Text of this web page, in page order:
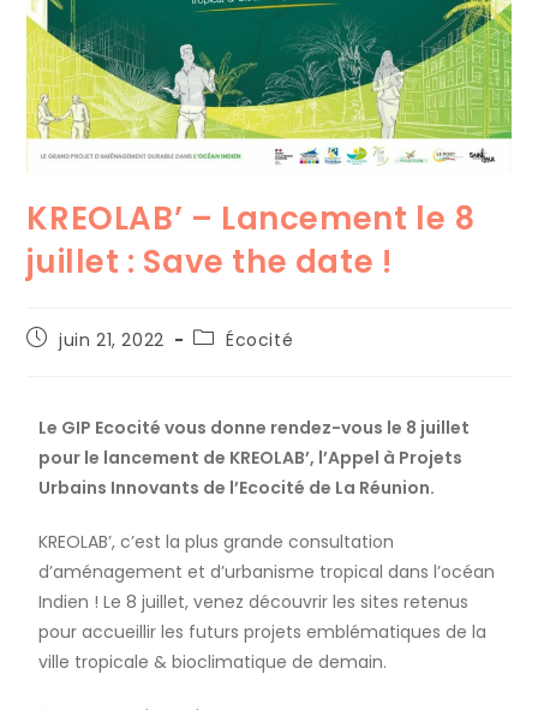
KREOLAB’ – Lancement le 8
juillet : Save the date !
juin 21, 2022 Écocité
Le GIP Ecocité vous donne rendez-vous le 8 juillet
pour le lancement de KREOLAB’, l’Appel à Projets
Urbains Innovants de l’Ecocité de La Réunion.
KREOLAB’, c’est la plus grande consultation
d’aménagement et d’urbanisme tropical dans l’océan
Indien ! Le 8 juillet, venez découvrir les sites retenus
pour accueillir les futurs projets emblématiques de la
ville tropicale & bioclimatique de demain.